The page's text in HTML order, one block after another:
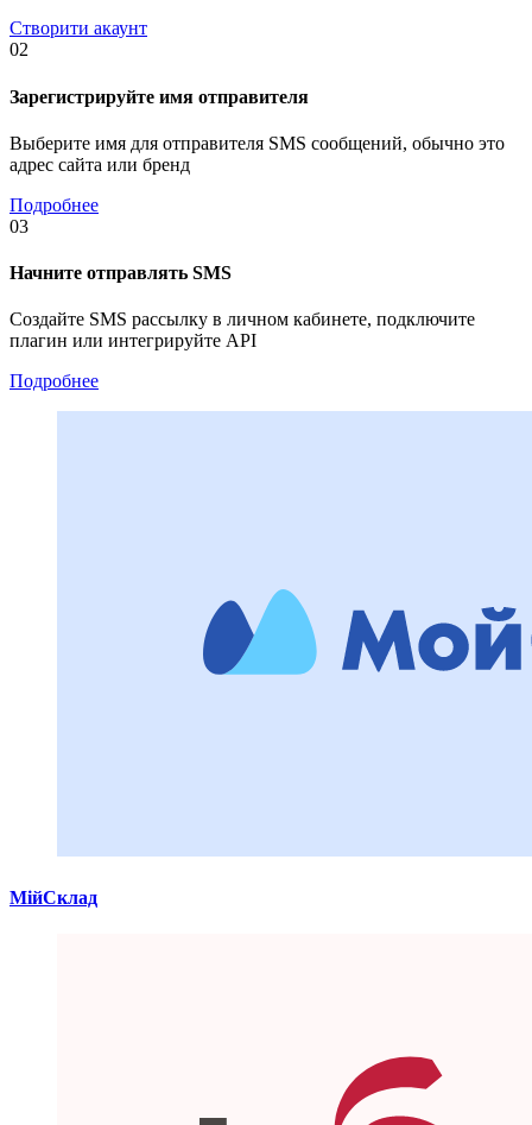
Створити акаунт
02
Зарегистрируйте имя отправителя
Выберите имя для отправителя SMS сообщений, обычно это
адрес сайта или бренд
Подробнее
03
Начните отправлять SMS
Создайте SMS рассылку в личном кабинете, подключите
плагин или интегрируйте API
Подробнее
МійСклад